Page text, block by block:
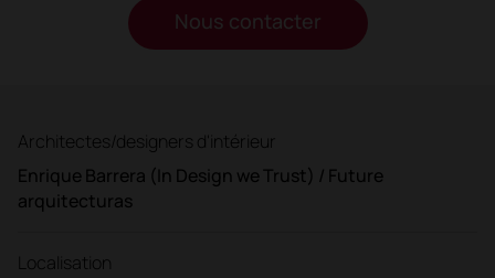
Nous contacter
Architectes/designers d'intérieur
Enrique Barrera (In Design we Trust) / Future
arquitecturas
Localisation